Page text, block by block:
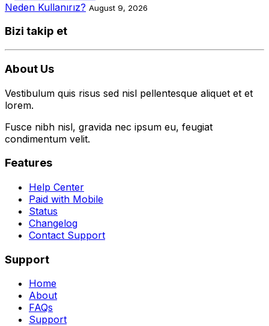
Neden Kullanırız? August 9, 2026
Bizi takip et
About Us
Vestibulum quis risus sed nisl pellentesque aliquet et et
lorem.
Fusce nibh nisl, gravida nec ipsum eu, feugiat
condimentum velit.
Features
Help Center
Paid with Mobile
Status
Changelog
Contact Support
Support
Home
About
FAQs
Support